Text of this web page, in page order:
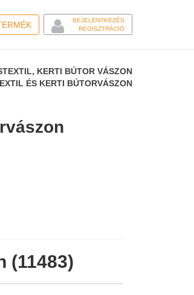
BEJELENTKEZÉS
REGISZTRÁCIÓ
KERTI BÚTOR VÁSZON
ÉS KERTI BÚTORVÁSZON
(11483)